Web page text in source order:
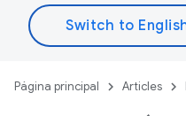
Página principal Articles